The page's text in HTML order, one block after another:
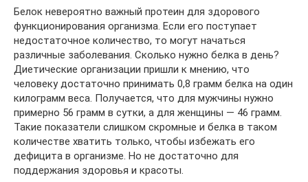
Белок невероятно важный протеин для здорового
функционирования организма. Если его поступает
недостаточное количество, то могут начаться
различные заболевания. Сколько нужно белка в день?
Диетические организации пришли к мнению, что
человеку достаточно принимать 0,8 грамм белка на один
килограмм веса. Получается, что для мужчины нужно
примерно 56 грамм в сутки, а для женщины — 46 грамм.
Такие показатели слишком скромные и белка в таком
количестве хватить только, чтобы избежать его
дефицита в организме. Но не достаточно для
поддержания здоровья и красоты.